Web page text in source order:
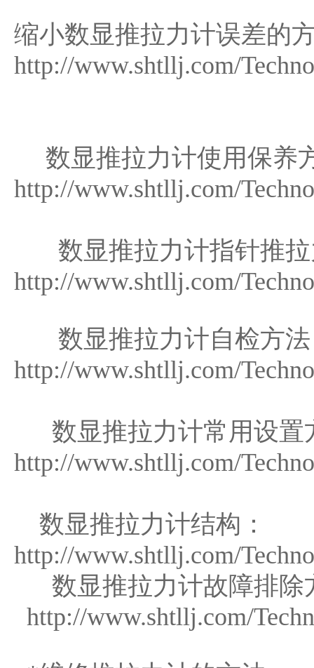
缩小数显推拉力计误差的
http://www.shtllj.com/
数显推拉力计使用保养
http://www.shtllj.com/
数显推拉力计指针推拉
http://www.shtllj.com/
数显推拉力计自检方法
http://www.shtllj.com/
数显推拉力计常用设置
http://www.shtllj.com/
数显推拉力计结构：
http://www.shtllj.com/
数显推拉力计故障排
http://www.shtllj.com/